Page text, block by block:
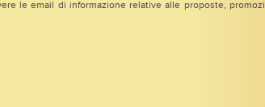
le email di informazione relative alle proposte,